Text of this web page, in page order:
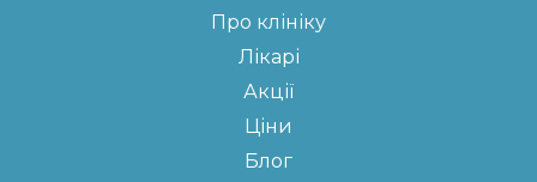
Про клініку
Лікарі
Акції
Ціни
Блог